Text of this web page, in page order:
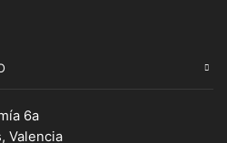
6a
Valencia